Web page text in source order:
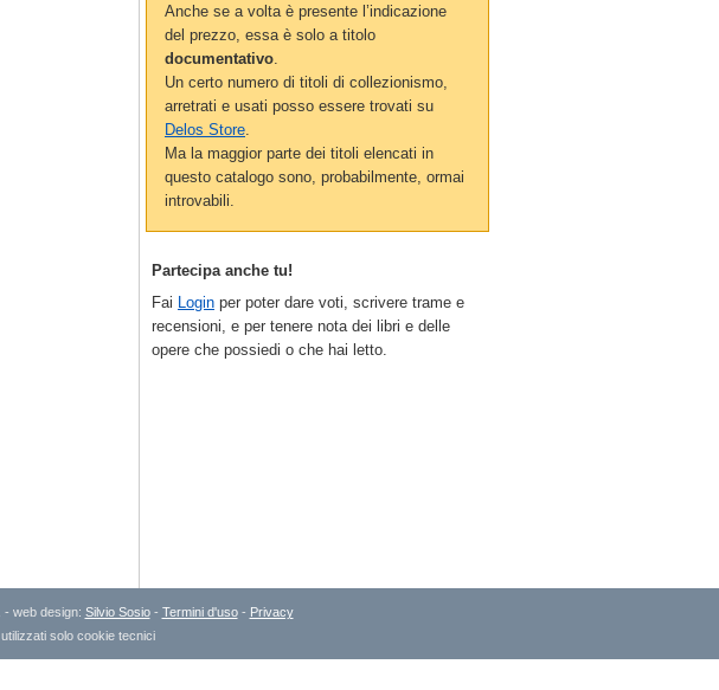
Anche se a volta è presente l’indicazione
del prezzo, essa è solo a titolo
documentativo
Un certo numero di titoli di collezionismo,
arretrati e usati posso essere trovati su
Delos Store
Ma la maggior parte dei titoli elencati in
questo catalogo sono, probabilmente, ormai
introvabili.
Partecipa anche tu!
Fai Login per poter dare voti, scrivere trame e
recensioni, e per tenere nota dei libri e delle
opere che possiedi o che hai letto.
- web design: Silvio Sosio- Termini d'uso- Privacy
solo cookie tecnici